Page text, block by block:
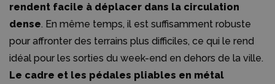
rendent facile à déplacer dans la circulation
dense. En même temps, il est suffisamment robuste
pour affronter des terrains plus difficiles, ce qui le rend
idéal pour les sorties du week-end en dehors de la ville.
Le cadre et les pédales pliables en métal